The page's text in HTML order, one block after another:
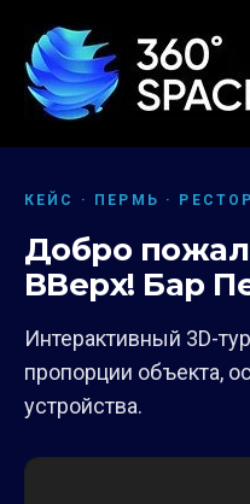
КЕЙС · ПЕРМЬ ·
Добро
ВВерх! Бар
Интерактивный 3D-
пропорции объекта,
устройства.